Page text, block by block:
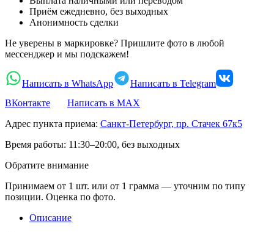
Приём ежедневно, без выходных
Анонимность сделки
Не уверены в маркировке? Пришлите фото в любой
мессенджер и мы подскажем!
Написать в WhatsApp
Написать в Telegram
ВКонтакте
Написать в MAX
Адрес пункта приема: Санкт-Петербург, пр. Стачек 67к5
Время работы: 11:30–20:00, без выходных
Обратите внимание
Принимаем от 1 шт. или от 1 грамма — уточним по типу
позиции. Оценка по фото.
Описание